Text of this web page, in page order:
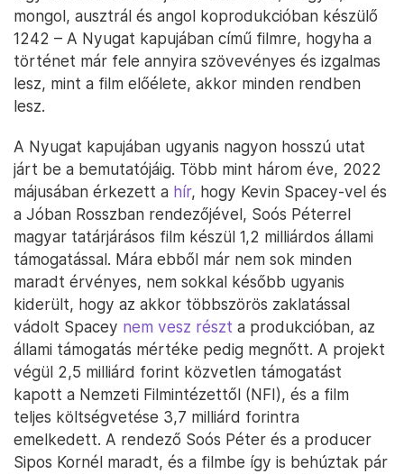
mongol, ausztrál és angol koprodukcióban készülő
1242 – A Nyugat kapujában című filmre, hogyha a
történet már fele annyira szövevényes és izgalmas
lesz, mint a film előélete, akkor minden rendben
lesz.
A Nyugat kapujában ugyanis nagyon hosszú utat
járt be a bemutatójáig. Több mint három éve, 2022
májusában érkezett a hír, hogy Kevin Spacey-vel és
a Jóban Rosszban rendezőjével, Soós Péterrel
magyar tatárjárásos film készül 1,2 milliárdos állami
támogatással. Mára ebből már nem sok minden
maradt érvényes, nem sokkal később ugyanis
kiderült, hogy az akkor többszörös zaklatással
vádolt Spacey nem vesz részt a produkcióban, az
állami támogatás mértéke pedig megnőtt. A projekt
végül 2,5 milliárd forint közvetlen támogatást
kapott a Nemzeti Filmintézettől (NFI), és a film
teljes költségvetése 3,7 milliárd forintra
emelkedett. A rendező Soós Péter és a producer
Sipos Kornél maradt, és a filmbe így is behúztak pár